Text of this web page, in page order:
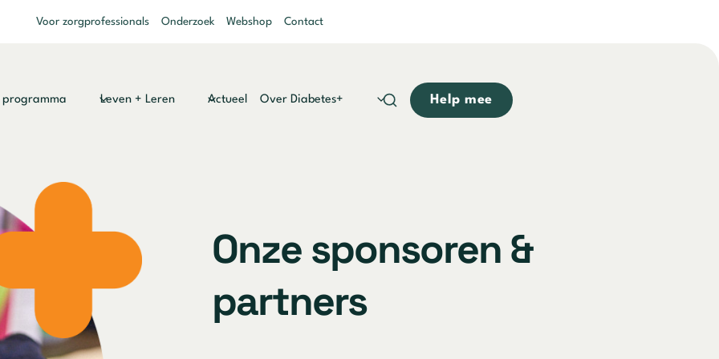
Voor zorgprofessionals Onderzoek Webshop Contact
programma Leven + Leren Actueel Over Diabetes+ Help mee
Onze sponsoren &
partners